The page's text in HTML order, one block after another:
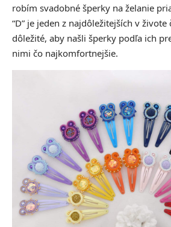
robím svadobné šperky na želanie
“D” je jeden z najdôležitejších v
dôležité, aby našli šperky podľa ich
nimi čo najkomfortnejšie.